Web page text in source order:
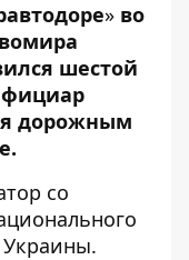
» во
шестой
дорожным
со
.